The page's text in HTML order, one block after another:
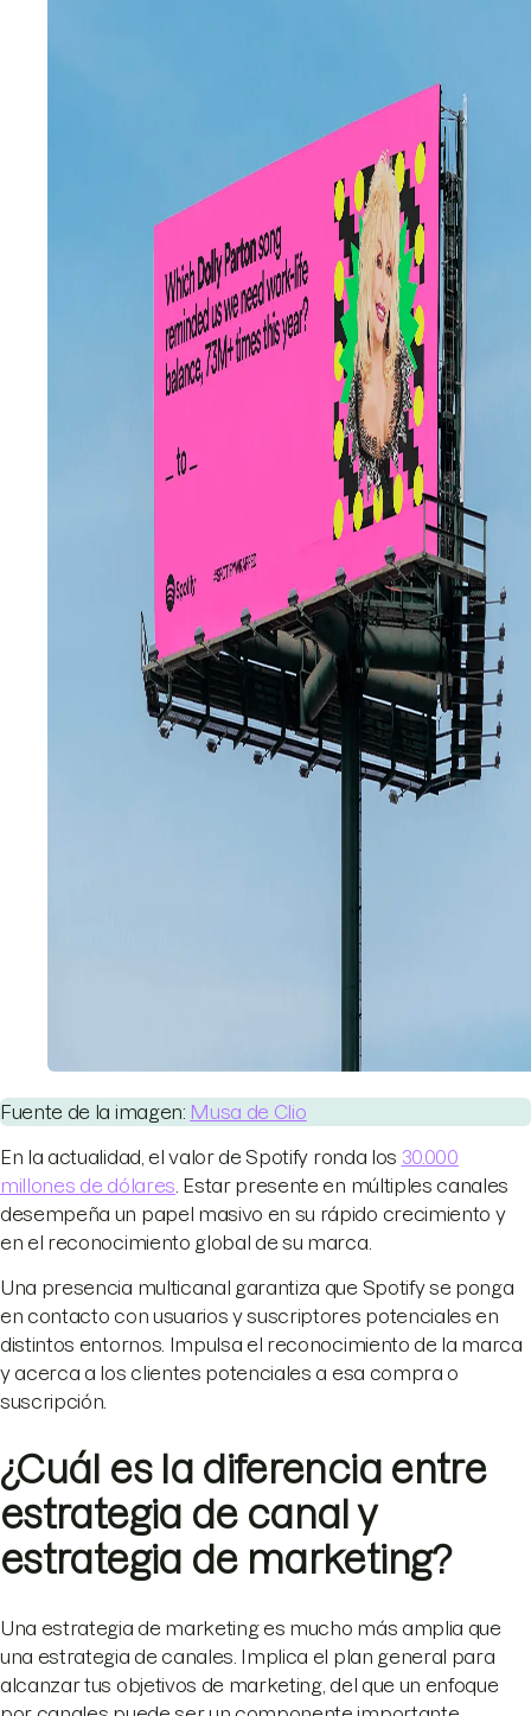
Fuente de la imagen: Musa de Clio
En la actualidad, el valor de Spotify ronda los 30.000
millones de dólares . Estar presente en múltiples canales
desempeña un papel masivo en su rápido crecimiento y
en el reconocimiento global de su marca.
Una presencia multicanal garantiza que Spotify se ponga
en contacto con usuarios y suscriptores potenciales en
distintos entornos. Impulsa el reconocimiento de la marca
y acerca a los clientes potenciales a esa compra o
suscripción.
¿Cuál es la diferencia entre
estrategia de canal y
estrategia de marketing?
Una estrategia de marketing es mucho más amplia que
una estrategia de canales. Implica el plan general para
alcanzar tus objetivos de marketing, del que un enfoque